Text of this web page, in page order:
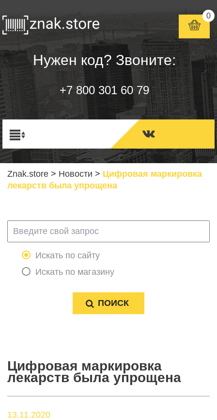
Нужен код? Звоните:
+7 800 301 60 79
0
Znak.store > Новости > Цифровая маркировка
лекарств была упрощена
Искать по сайту
Искать по магазину
Цифровая маркировка
лекарств была упрощена
13.11.2020